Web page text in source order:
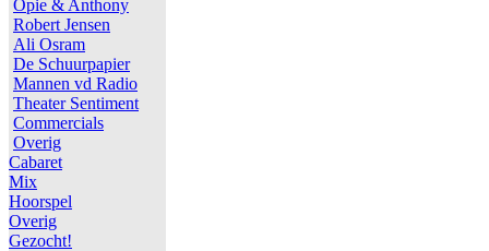
Opie & Anthony
Robert Jensen
Ali Osram
De Schuurpapier
Mannen vd Radio
Theater Sentiment
Commercials
Overig
Cabaret
Mix
Hoorspel
Overig
Gezocht!